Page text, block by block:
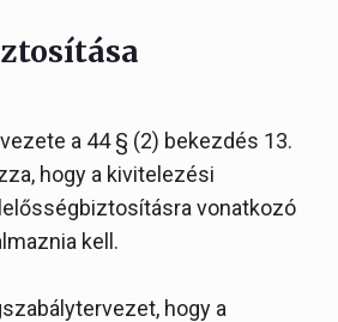
a 44 § (2) bekezdés 13.
hogy a kivitelezési
vonatkozó
kell.
hogy a